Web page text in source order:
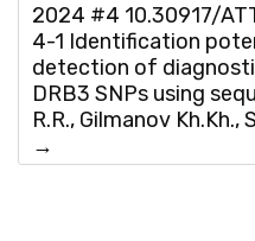
2024 #4 10.30917/
4-1 Identification
detection of
DRB3 SNPs using
R.R., Gilmanov Kh.Kh.,
→